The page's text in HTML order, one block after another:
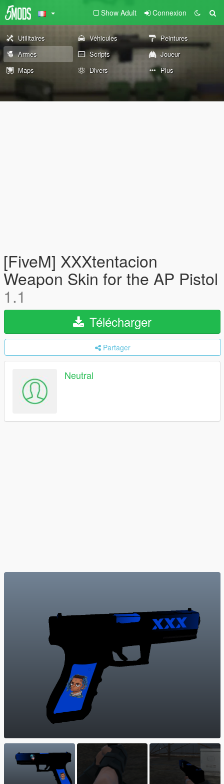
Show Adult Connexion
Utilitaires Véhicules
Peintures
Armes
Scripts
Joueur
Maps
Divers Plus
[FiveM] XXXtentacion
Weapon Skin for the AP Pistol
1.1
Télécharger
Partager
Neutral